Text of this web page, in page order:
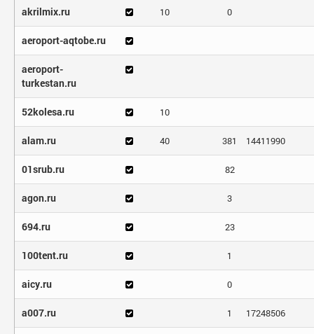
akrilmix.ru 10 0
aeroport-aqtobe.ru
aeroport-
turkestan.ru
52kolesa.ru 10
alam.ru 40 381 14411990
01srub.ru 82
agon.ru 3
694.ru 23
100tent.ru 1
aicy.ru 0
a007.ru 1 17248506